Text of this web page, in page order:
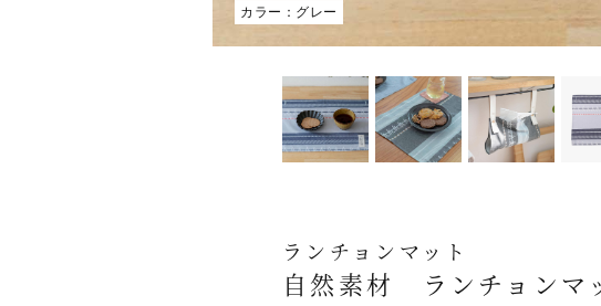
カラー：グレー
ランチョンマット
自然素材 ランチョン